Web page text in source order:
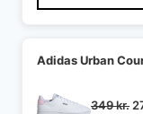
Adidas Urban
349kr.